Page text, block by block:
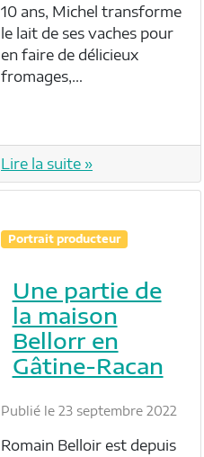
10 ans, Michel transforme
le lait de ses vaches pour
en faire de délicieux
fromages,…
Lire la suite »
Portrait producteur
Une partie de
la maison
Bellorr en
Gâtine-Racan
Publié le 23 septembre 2022
Romain Belloir est depuis